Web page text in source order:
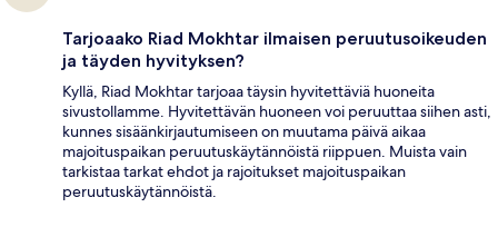
Tarjoaako Riad Mokhtar ilmaisen peruutusoikeuden
ja täyden hyvityksen?
Kyllä, Riad Mokhtar tarjoaa täysin hyvitettäviä huoneita
sivustollamme. Hyvitettävän huoneen voi peruuttaa siihen asti,
kunnes sisäänkirjautumiseen on muutama päivä aikaa
majoituspaikan peruutuskäytännöistä riippuen. Muista vain
tarkistaa tarkat ehdot ja rajoitukset majoituspaikan
peruutuskäytännöistä.